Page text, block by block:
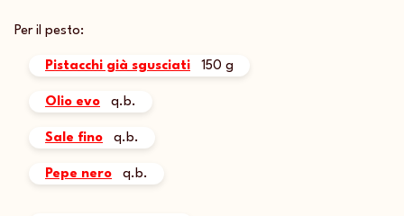
Per il pesto:
Pistacchi già sgusciati 150 g
Olio evo q.b.
Sale fino q.b.
Pepe nero q.b.